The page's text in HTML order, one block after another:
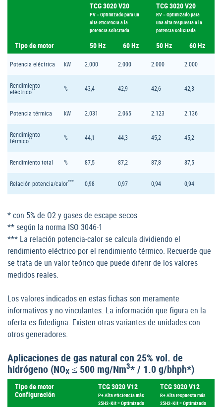
TCG 3020 V20
PV = Optimizado para un
alta eficiencia a la
potencia solicitada
TCG 3020 V20
RV = Optimizado para
una alta respuesta a la
potencia solicitada
Tipo de motor 50 Hz 60 Hz 50 Hz 60 Hz
Potencia eléctrica kW 2.000 2.000 2.000 2.000
Rendimiento
eléctrico** % 43,4 42,9 42,6 42,3
Potencia térmica kW 2.031 2.065 2.123 2.136
Rendimiento
térmico** % 44,1 44,3 45,2 45,2
Rendimiento total % 87,5 87,2 87,8 87,5
Relación potencia/calor*** 0,98 0,97 0,94 0,94
* con 5% de O2 y gases de escape secos
** según la norma ISO 3046-1
*** La relación potencia-calor se calcula dividiendo el
rendimiento eléctrico por el rendimiento térmico. Recuerde que
se trata de un valor teórico que puede diferir de los valores
medidos reales.
Los valores indicados en estas fichas son meramente
informativos y no vinculantes. La información que figura en la
oferta es fidedigna. Existen otras variantes de unidades con
otros generadores.
Aplicaciones de gas natural con 25% vol. de
hidrógeno (NOX ≤ 500 mg/Nm3* / 1.0 g/bhph*)
Tipo de motor
Configuración
TCG 3020 V12
P+ Alta eficiencia más
25H2-Kit = Optimizado
TCG 3020 V12
R+ Alta respuesta más
25H2-Kit = Optimizado